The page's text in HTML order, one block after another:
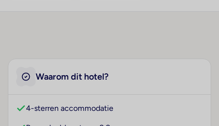
Waarom dit hotel?
4-sterren accommodatie